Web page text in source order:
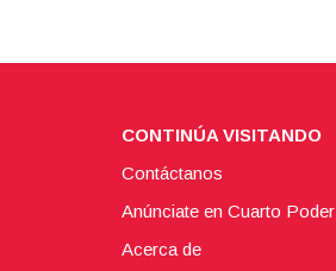
CONTINÚA VISITANDO
Contáctanos
Anúnciate en Cuarto Poder
Acerca de